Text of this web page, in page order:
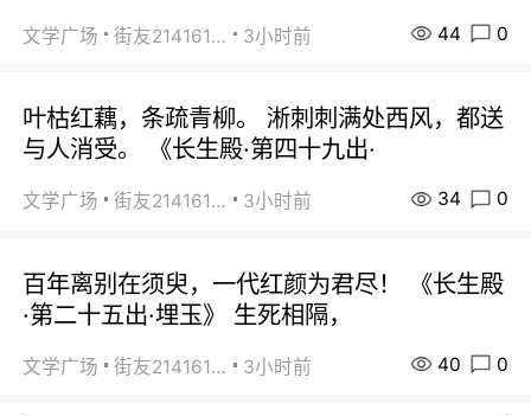
文学广场 街友21416156 3小时前 44 0
叶枯红藕，条疏青柳。 淅刺刺满处西风，都送
与人消受。 《长生殿·第四十九出·
文学广场 街友21416156 3小时前 34 0
百年离别在须臾，一代红颜为君尽！ 《长生殿
·第二十五出·埋玉》 生死相隔，
文学广场 街友21416156 3小时前 40 0